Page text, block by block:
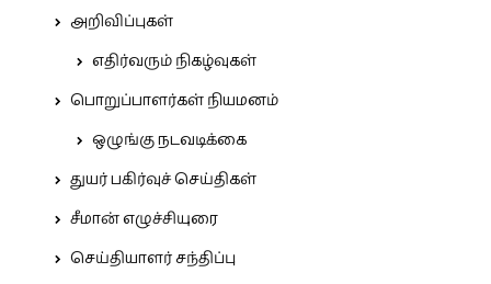
அறிவிப்புகள்
எதிர்வரும் நிகழ்வுகள்
பொறுப்பாளர்கள் நியமனம்
ஒழுங்கு நடவடிக்கை
துயர் பகிர்வுச் செய்திகள்
சீமான் எழுச்சியுரை
செய்தியாளர் சந்திப்பு